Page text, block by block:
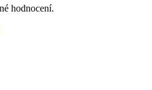
hodnocení.